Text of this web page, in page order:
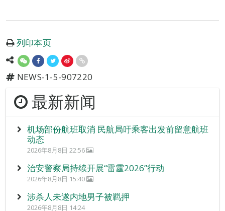
列印本页
NEWS-1-5-907220
最新新闻
机场部份航班取消 民航局吁乘客出发前留意航班
动态
2026年8月8日 22:56
治安警察局持续开展“雷霆2026”行动
2026年8月8日 15:40
涉杀人未遂内地男子被羁押
2026年8月8日 14:24